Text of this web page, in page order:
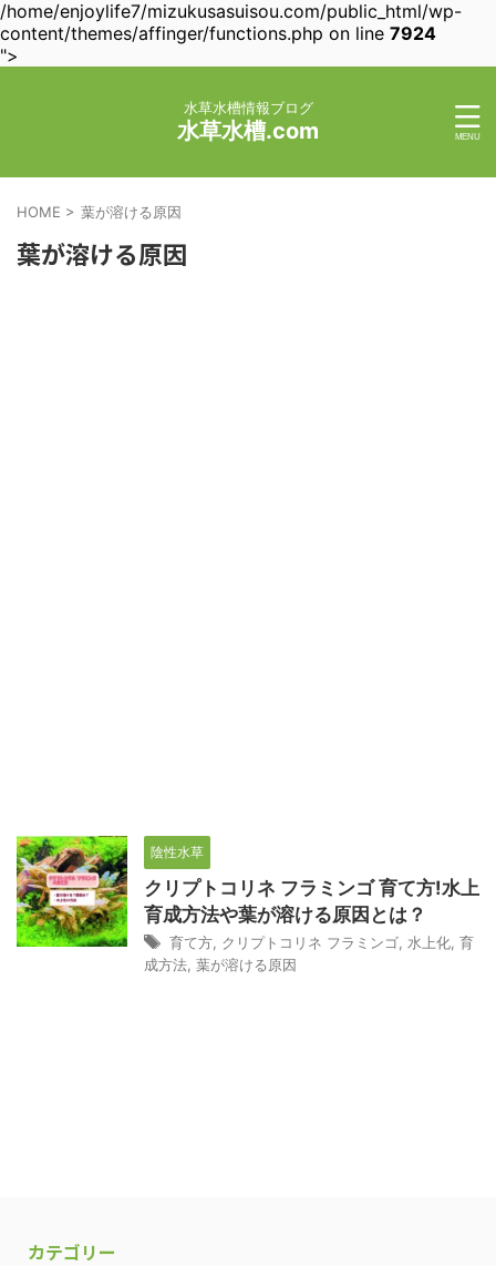
/home/enjoylife7/mizukusasuisou.com/public_html/wp-
content/themes/affinger/functions.php on line 7924
">
水草水槽情報ブログ
水草水槽.com
HOME > 葉が溶ける原因
葉が溶ける原因
陰性水草
クリプトコリネ フラミンゴ 育て方!水上
育成方法や葉が溶ける原因とは？
育て方 クリプトコリネ フラミンゴ 水上化 育
成方法 葉が溶ける原因
カテゴリー